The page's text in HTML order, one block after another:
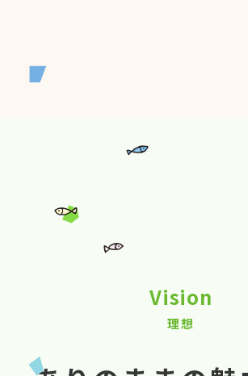
Vision
理想